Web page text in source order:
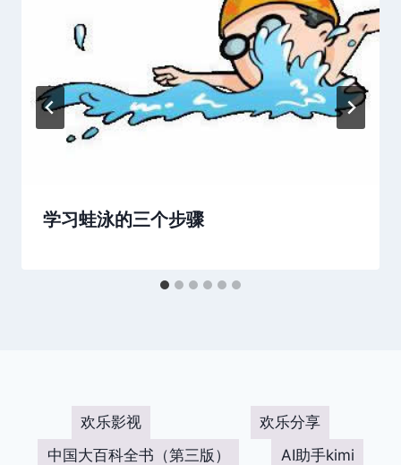
学习蛙泳的三个步骤
欢乐影视
欢乐分享
中国大百科全书（第三版）
AI助手kimi